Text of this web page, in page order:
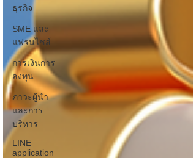
ธุรกิจ
SME และ
แฟรนไชส์
การเงินการ
ลงทุน
ภาวะผู้นำ
และการ
บริหาร
LINE
application